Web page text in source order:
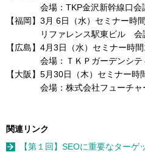
会場：TKP金沢新幹線口会
【福岡】3月 6日（水）セミナー時
リファレンス駅東ビル 会
【広島】4月3日（水）セミナー時
会場：ＴＫＰガーデンシテ
【大阪】5月30日（木）セミナー
会場：株式会社フューチャ
関連リンク
【第１回】SEOに重要なター